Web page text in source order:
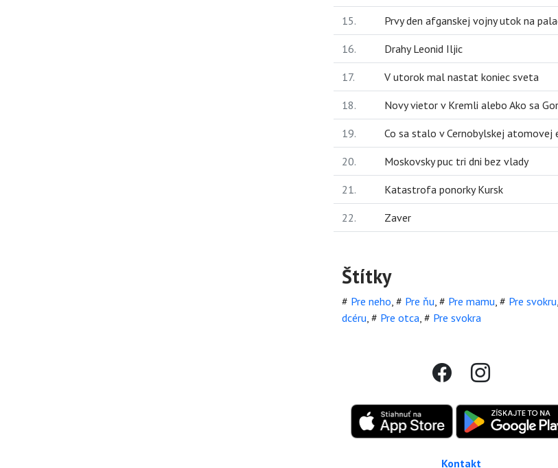
15. Prvy den afganskej vojny utok na
16. Drahy Leonid Iljic
17. V utorok mal nastat koniec sveta
18. Novy vietor v Kremli alebo Ako sa
19. Co sa stalo v Cernobylskej atomovej
20. Moskovsky puc tri dni bez vlady
21. Katastrofa ponorky Kursk
22. Zaver
Štítky
# Pre neho # Pre ňu # Pre mamu # Pre svokru
dcéru # Pre otca # Pre svokra
Kontakt